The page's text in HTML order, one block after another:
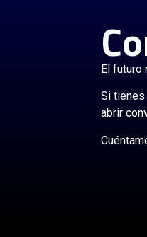
El futuro
Si tienes
abrir